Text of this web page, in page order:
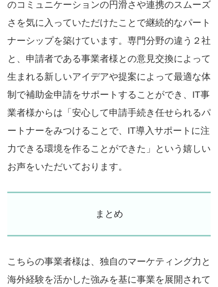
のコミュニケーションの円滑さや連携のスムーズ
さを気に入っていただけたことで継続的なパート
ナーシップを築けています。専門分野の違う２社
と、申請者である事業者様との意見交換によって
生まれる新しいアイデアや提案によって最適な体
制で補助金申請をサポートすることができ、IT事
業者様からは「安心して申請手続き任せられるパ
ートナーをみつけることで、IT導入サポートに注
力できる環境を作ることができた」という嬉しい
お声をいただいております。
まとめ
こちらの事業者様は、独自のマーケティング力と
海外経験を活かした強みを基に事業を展開されて